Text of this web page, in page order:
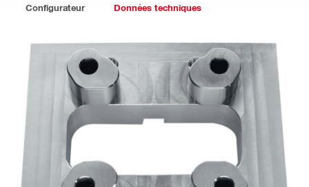
Configurateur Données techniques